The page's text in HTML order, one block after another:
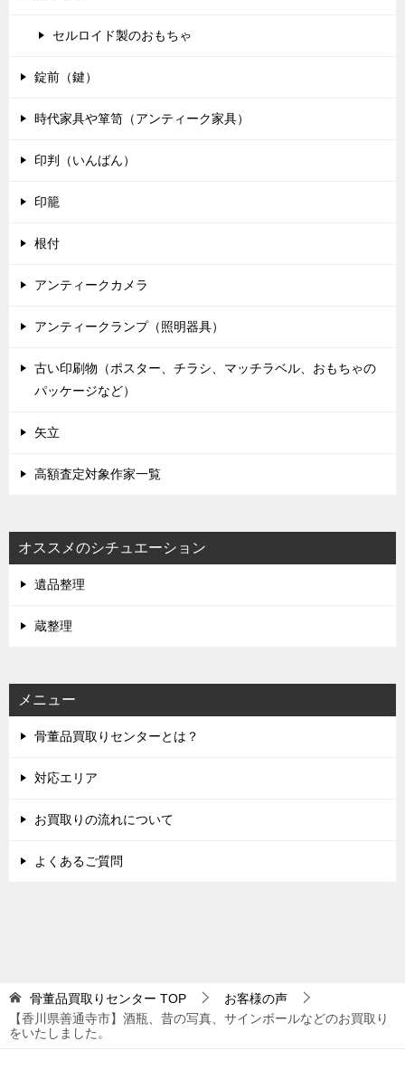
セルロイド製のおもちゃ
錠前（鍵）
時代家具や箪笥（アンティーク家具）
印判（いんばん）
印籠
根付
アンティークカメラ
アンティークランプ（照明器具）
古い印刷物（ポスター、チラシ、マッチラベル、おもちゃの
パッケージなど）
矢立
高額査定対象作家一覧
オススメのシチュエーション
遺品整理
蔵整理
メニュー
骨董品買取りセンターとは？
対応エリア
お買取りの流れについて
よくあるご質問
骨董品買取りセンター TOP
お客様の声
【香川県善通寺市】酒瓶、昔の写真、サインボールなどのお買取り
をいたしました。